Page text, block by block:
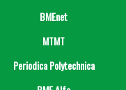
BMEnet
MTMT
Periodica Polytechnica